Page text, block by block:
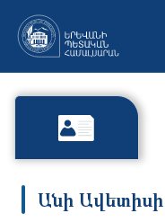
Անի